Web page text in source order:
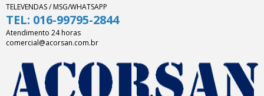
TELEVENDAS / MSG/WHATSAPP
TEL: 016-99795-2844
Atendimento 24 horas
comercial@acorsan.com.br